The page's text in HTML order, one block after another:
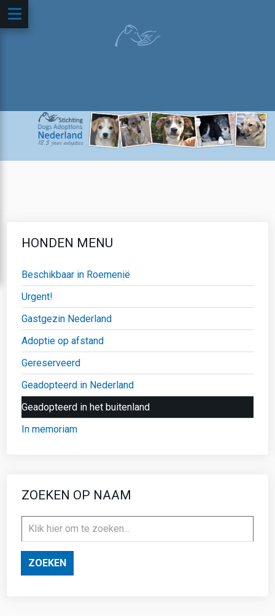
HONDEN MENU
Beschikbaar in Roemenië
Urgent!
Gastgezin Nederland
Adoptie op afstand
Gereserveerd
Geadopteerd in Nederland
Geadopteerd in het buitenland
In memoriam
ZOEKEN OP NAAM
ZOEKEN